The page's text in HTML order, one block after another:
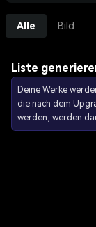
Alle Bild
Liste
Deine Werke
die nach dem
werden, werden